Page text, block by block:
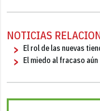
NOTICIAS
El rol de las nuevas
El miedo al fracaso